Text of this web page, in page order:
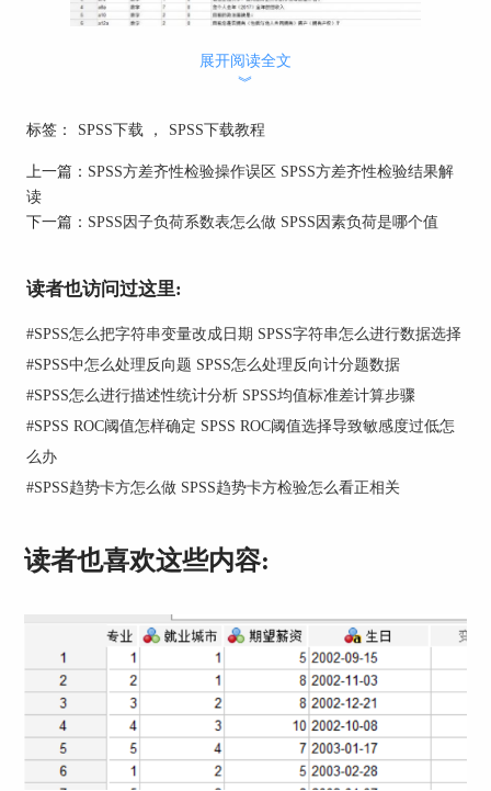
图1：2024年某地居民生活普查数据
2、接下来找到SPSS应用功能栏的转换按键，选择
【计算变量】的选项模块，由此便能够将想要合并
算，然后再命名新的目标变量。
3、在下图右侧的函数组内容栏，我们找到计算数
上方的数字表达式之中，现今显示的问号代表待放
入的问卷题项。根据案例题项的主题，我们在与数
字表达式对应的目标变量名称填入媒体使用频率。
展开阅读全文
︾
标签： SPSS下载 ， SPSS下载教程
上一篇： SPSS方差齐性检验操作误区 SPSS方差齐性检验结果解
读
下一篇： SPSS因子负荷系数表怎么做 SPSS因素负荷是哪个值
读者也访问过这里:
#SPSS怎么把字符串变量改成日期 SPSS字符串怎么进行数据选择
#SPSS中怎么处理反向题 SPSS怎么处理反向计分题数据
#SPSS怎么进行描述性统计分析 SPSS均值标准差计算步骤
#SPSS ROC阈值怎样确定 SPSS ROC阈值选择导致敏感度过低怎
么办
#SPSS趋势卡方怎么做 SPSS趋势卡方检验怎么看正相关
读者也喜欢这些内容: